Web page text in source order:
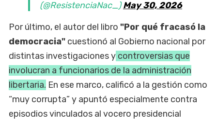
(@ResistenciaNac_)May 30, 2026
Por último, el autor del libro "Por qué fracasó la
democracia" cuestionó al Gobierno nacional por
distintas investigaciones y controversias que
involucran a funcionarios de la administración
libertaria. En ese marco, calificó a la gestión como
“muy corrupta” y apuntó especialmente contra
episodios vinculados al vocero presidencial